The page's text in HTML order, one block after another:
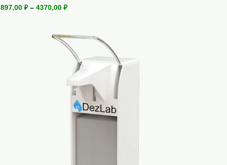
897,00 ₽– 4370,00 ₽